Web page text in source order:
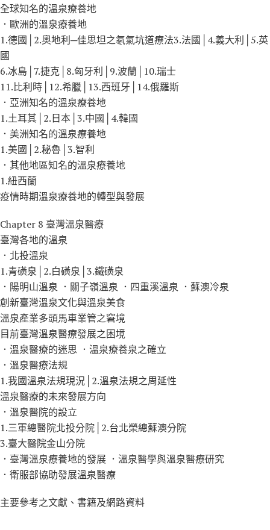
全球知名的溫泉療養地
．歐洲的溫泉療養地
1.德國│2.奧地利─佳思坦之氡氣坑道療法3.法國│4.義大利│5.英
國
6.冰島│7.捷克│8.匈牙利│9.波蘭│10.瑞士
11.比利時│12.希臘│13.西班牙│14.俄羅斯
．亞洲知名的溫泉療養地
1.土耳其│2.日本│3.中國│4.韓國
．美洲知名的溫泉療養地
1.美國│2.秘魯│3.智利
．其他地區知名的溫泉療養地
1.紐西蘭
疫情時期溫泉療養地的轉型與發展
Chapter 8 臺灣溫泉醫療
臺灣各地的溫泉
．北投溫泉
1.青磺泉│2.白磺泉│3.鐵磺泉
．陽明山溫泉 ．關子嶺溫泉 ．四重溪溫泉 ．蘇澳冷泉
創新臺灣溫泉文化與溫泉美食
溫泉產業多頭馬車業管之窘境
目前臺灣溫泉醫療發展之困境
．溫泉醫療的迷思 ．溫泉療養泉之確立
．溫泉醫療法規
1.我國溫泉法規現況│2.溫泉法規之周延性
溫泉醫療的未來發展方向
．溫泉醫院的設立
1.三軍總醫院北投分院│2.台北榮總蘇澳分院
3.臺大醫院金山分院
．臺灣溫泉療養地的發展 ．溫泉醫學與溫泉醫療研究
．衛服部協助發展溫泉醫療
主要參考之文獻、書籍及網路資料